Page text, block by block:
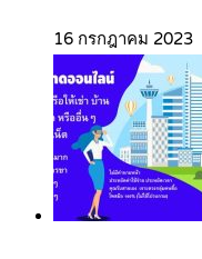
16 กรกฎาคม 2023